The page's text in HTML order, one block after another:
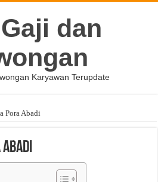
dan
Karyawan Terupdate
Pora Abadi